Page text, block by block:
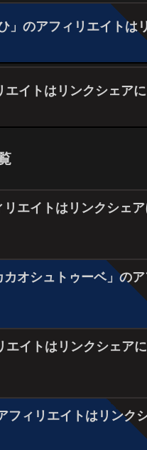
」のアフィリエイトは
エイトはリンクシェア
リエイトはリンクシェ
カオシュトゥーベ」の
エイトはリンクシェア
フィリエイトはリンク